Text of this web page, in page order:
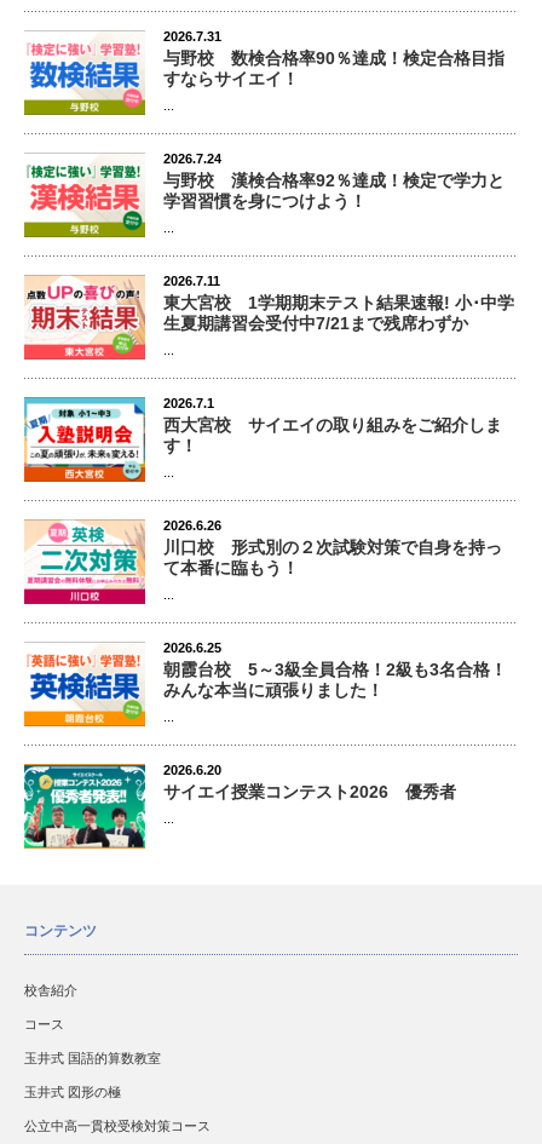
2026.7.31
与野校 数検合格率90％達成！検定合格目指
すならサイエイ！
2026.7.24
与野校 漢検合格率92％達成！検定で学力と
学習習慣を身につけよう！
2026.7.11
東大宮校 1学期期末テスト結果速報! 小･中学
生夏期講習会受付中7/21まで残席わずか
2026.7.1
西大宮校 サイエイの取り組みをご紹介しま
す！
2026.6.26
川口校 形式別の２次試験対策で自身を持っ
て本番に臨もう！
2026.6.25
朝霞台校 5～3級全員合格！2級も3名合格！
みんな本当に頑張りました！
2026.6.20
サイエイ授業コンテスト2026 優秀者
コンテンツ
校舎紹介
コース
玉井式 国語的算数教室
玉井式 図形の極
公立中高一貫校受検対策コース